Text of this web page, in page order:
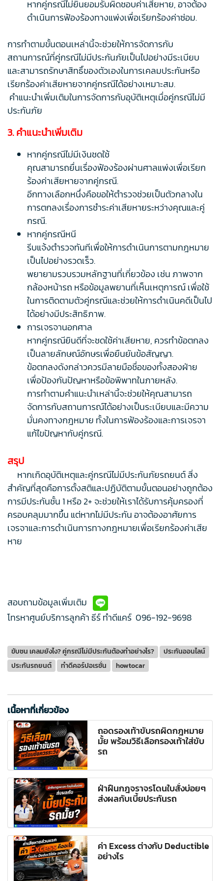
หากคู่กรณีไม่ยินยอมรับผิดชอบค่าเสียหาย, อาจต้อง
ดำเนินการฟ้องร้องทางแพ่งเพื่อเรียกร้องค่าซ่อม.
การทำตามขั้นตอนเหล่านี้จะช่วยให้การจัดการกับ
สถานการณ์ที่คู่กรณีไม่มีประกันภัยเป็นไปอย่างมีระเบียบ
และสามารถรักษาสิทธิ์ของตัวเองในการเคลมประกันหรือ
เรียกร้องค่าเสียหายจากคู่กรณีได้อย่างเหมาะสม.
คำแนะนำเพิ่มเติมในการจัดการกับอุบัติเหตุเมื่อคู่กรณีไม่มี
ประกันภัย
3. คำแนะนำเพิ่มเติม
หากคู่กรณีไม่มีเงินชดใช้
คุณสามารถยื่นเรื่องฟ้องร้องผ่านศาลแพ่งเพื่อเรียก
ร้องค่าเสียหายจากคู่กรณี.
อีกทางเลือกหนึ่งคือขอให้ตำรวจช่วยเป็นตัวกลางใน
การตกลงเรื่องการชำระค่าเสียหายระหว่างคุณและคู่
กรณี.
หากคู่กรณีหนี
รีบแจ้งตำรวจทันทีเพื่อให้การดำเนินการตามกฎหมาย
เป็นไปอย่างรวดเร็ว.
พยายามรวบรวมหลักฐานที่เกี่ยวข้อง เช่น ภาพจาก
กล้องหน้ารถ หรือข้อมูลพยานที่เห็นเหตุการณ์ เพื่อใช้
ในการติดตามตัวคู่กรณีและช่วยให้การดำเนินคดีเป็นไป
ได้อย่างมีประสิทธิภาพ.
การเจรจานอกศาล
หากคู่กรณียินดีที่จะชดใช้ค่าเสียหาย, ควรทำข้อตกลง
เป็นลายลักษณ์อักษรเพื่อยืนยันข้อสัญญา.
ข้อตกลงดังกล่าวควรมีลายมือชื่อของทั้งสองฝ่าย
เพื่อป้องกันปัญหาหรือข้อพิพาทในภายหลัง.
การทำตามคำแนะนำเหล่านี้จะช่วยให้คุณสามารถ
จัดการกับสถานการณ์ได้อย่างเป็นระเบียบและมีความ
มั่นคงทางกฎหมาย ทั้งในการฟ้องร้องและการเจรจา
แก้ไขปัญหากับคู่กรณี.
สรุป
หากเกิดอุบัติเหตุและคู่กรณีไม่มีประกันภัยรถยนต์ สิ่ง
สำคัญที่สุดคือการตั้งสติและปฏิบัติตามขั้นตอนอย่างถูกต้อง
การมีประกันชั้น 1 หรือ 2+ จะช่วยให้เราได้รับการคุ้มครองที่
ครอบคลุมมากขึ้น แต่หากไม่มีประกัน อาจต้องอาศัยการ
เจรจาและการดำเนินการทางกฎหมายเพื่อเรียกร้องค่าเสีย
หาย
สอบถามข้อมูลเพิ่มเติม
โทรหาศูนย์บริการลูกค้า ธีร์ ทำดีแคร์ 096-192-9698
ขับชน เคลมยังไง? คู่กรณีไม่มีประกันต้องทำอย่างไร?
ประกันออนไลน์
ประกันรถยนต์
ทำดีคอร์ปอเรชั่น howtocar
เนื้อหาที่เกี่ยวข้อง
ถอดรองเท้าขับรถผิดกฎหมาย
มั้ย พร้อมวิธีเลือกรองเท้าใส่ขับ
รถ
ฝ่าฝืนกฎจราจรโดนใบสั่งบ่อยๆ
ส่งผลกับเบี้ยประกันรถ
ค่า Excess ต่างกับ Deductible
อย่างไร